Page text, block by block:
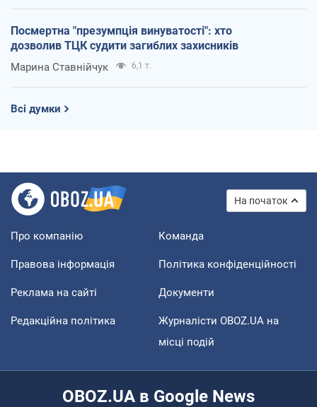
Посмертна "презумпція винуватості": хто
дозволив ТЦК судити загиблих захисників
Марина Ставнійчук 6,1 т.
Всі думки
На початок
Про компанію Команда
Правова інформація Політика конфіденційності
Реклама на сайті Документи
Редакційна політика
Журналісти OBOZ.UA на
місці подій
OBOZ.UA в Google News